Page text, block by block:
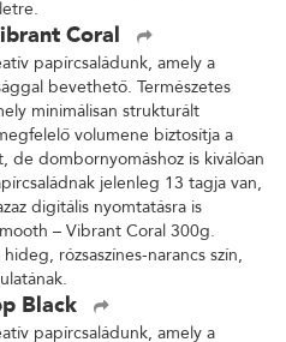
Coral
papírcsaládunk, amely a
bevethető. Természetes
minimálisan strukturált
volumene biztosítja a
dombornyomáshoz is kiválóan
jelenleg 13 tagja van,
digitális nyomtatásra is
– Vibrant Coral 300g.
rózsaszínes-narancs szín,
Black
papírcsaládunk, amely a